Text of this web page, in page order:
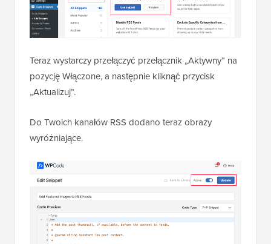
Teraz wystarczy przełączyć przełącznik „Aktywny” na
pozycję Włączone, a następnie kliknąć przycisk
„Aktualizuj”.
Do Twoich kanałów RSS dodano teraz obrazy
wyróżniające.